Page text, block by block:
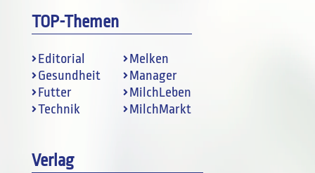
TOP-Themen
Editorial
Gesundheit
Futter
Technik
Melken
Manager
MilchLeben
MilchMarkt
Verlag